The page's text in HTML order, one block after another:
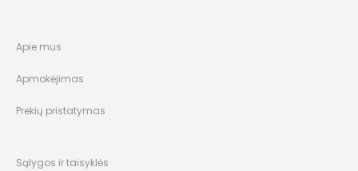
Apie mus
Apmokėjimas
Prekių pristatymas
Sąlygos ir taisyklės